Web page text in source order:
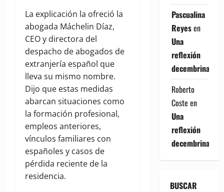
La explicación la ofreció la
abogada Máchelin Díaz,
CEO y directora del
despacho de abogados de
extranjería español que
lleva su mismo nombre.
Dijo que estas medidas
abarcan situaciones como
la formación profesional,
empleos anteriores,
vínculos familiares con
españoles y casos de
pérdida reciente de la
residencia.
Pascualina
Reyesen
Una
reflexión
decembrina
Roberto
Coste en
Una
reflexión
decembrina
BUSCAR